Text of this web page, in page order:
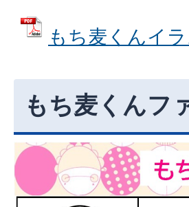
もち麦くんイ
もち麦くんフ